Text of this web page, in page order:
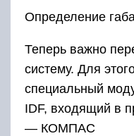
Определение
Теперь важно
систему. Для
специальный
IDF, входящий в
— КОМПАС